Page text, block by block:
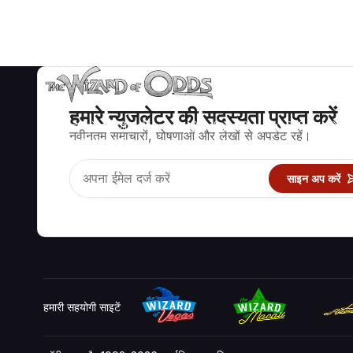
हमारे न्युजलेटर की सदस्यता प्राप्त करें
नवीनतम समाचारों, घोषणाओं और लेखों से अपडेट रहें।
साइन अप करें
ब्लैकजैक, क्रेप्स, रूलेट और अन्य सैकड़ों कैसीनो खेलों के लिए गणितीय रूप से
रणनीति और जानकारी।
हमारी सहयोगी साइटें